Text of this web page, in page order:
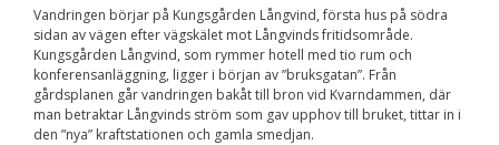
Vandringen börjar på Kungsgården Långvind, första hus på södra
sidan av vägen efter vägskälet mot Långvinds fritidsområde.
Kungsgården Långvind, som rymmer hotell med tio rum och
konferensanläggning, ligger i början av ”bruksgatan”. Från
gårdsplanen går vandringen bakåt till bron vid Kvarndammen, där
man betraktar Långvinds ström som gav upphov till bruket, tittar in i
den ”nya” kraftstationen och gamla smedjan.